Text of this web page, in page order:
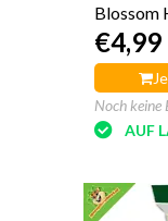
Blossom
500
€4,99
Noch keine
AUF